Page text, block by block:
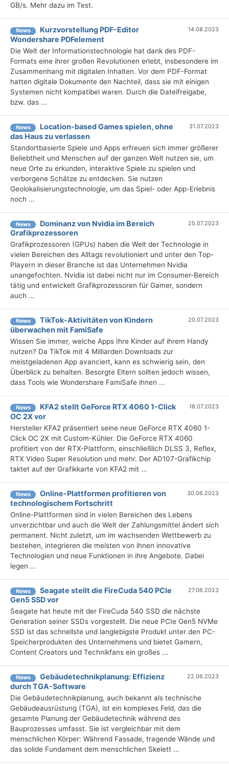
GB/s. Mehr dazu im Test.
News
Kurzvorstellung PDF-Editor
Wondershare PDFelement
14.08.2023
Die Welt der Informationstechnologie hat dank des PDF-
Formats eine ihrer großen Revolutionen erlebt, insbesondere im
Zusammenhang mit digitalen Inhalten. Vor dem PDF-Format
hatten digitale Dokumente den Nachteil, dass sie mit einigen
Systemen nicht kompatibel waren. Durch die Dateifreigabe,
bzw. das ...
News
Location-based Games spielen, ohne
das Haus zu verlassen
31.07.2023
Standortbasierte Spiele und Apps erfreuen sich immer größerer
Beliebtheit und Menschen auf der ganzen Welt nutzen sie, um
neue Orte zu erkunden, interaktive Spiele zu spielen und
verborgene Schätze zu entdecken. Sie nutzen
Geolokalisierungstechnologie, um das Spiel- oder App-Erlebnis
noch ...
News
Dominanz von Nvidia im Bereich
Grafikprozessoren
25.07.2023
Grafikprozessoren (GPUs) haben die Welt der Technologie in
vielen Bereichen des Alltags revolutioniert und unter den Top-
Playern in dieser Branche ist das Unternehmen Nvidia
unangefochten. Nvidia ist dabei nicht nur im Consumer-Bereich
tätig und entwickelt Grafikprozessoren für Gamer, sondern
auch ...
News
TikTok-Aktivitäten von Kindern
überwachen mit FamiSafe
20.07.2023
Wissen Sie immer, welche Apps Ihre Kinder auf ihrem Handy
nutzen? Da TikTok mit 4 Milliarden Downloads zur
meistgeladenen App avanciert, kann es schwierig sein, den
Überblick zu behalten. Besorgte Eltern sollten jedoch wissen,
dass Tools wie Wondershare FamiSafe ihnen ...
News
KFA2 stellt GeForce RTX 4060 1-Click
OC 2X vor
18.07.2023
Hersteller KFA2 präsentiert seine neue GeForce RTX 4060 1-
Click OC 2X mit Custom-Kühler. Die GeForce RTX 4060
profitiert von der RTX-Plattform, einschließlich DLSS 3, Reflex,
RTX Video Super Resolution und mehr. Der AD107-Grafikchip
taktet auf der Grafikkarte von KFA2 mit ...
News
Online-Plattformen profitieren von
technologischem Fortschritt
30.06.2023
Online-Plattformen sind in vielen Bereichen des Lebens
unverzichtbar und auch die Welt der Zahlungsmittel ändert sich
permanent. Nicht zuletzt, um im wachsenden Wettbewerb zu
bestehen, integrieren die meisten von ihnen innovative
Technologien und neue Funktionen in ihre Angebote. Dabei
legen ...
News
Seagate stellt die FireCuda 540 PCIe
Gen5 SSD vor
27.06.2023
Seagate hat heute mit der FireCuda 540 SSD die nächste
Generation seiner SSDs vorgestellt. Die neue PCIe Gen5 NVMe
SSD ist das schnellste und langlebigste Produkt unter den PC-
Speicherprodukten des Unternehmens und bietet Gamern,
Content Creators und Technikfans ein großes ...
News
Gebäudetechnikplanung: Effizienz
durch TGA-Software
22.06.2023
Die Gebäudetechnikplanung, auch bekannt als technische
Gebäudeausrüstung (TGA), ist ein komplexes Feld, das die
gesamte Planung der Gebäudetechnik während des
Bauprozesses umfasst. Sie ist vergleichbar mit dem
menschlichen Körper: Während Fassade, tragende Wände und
das solide Fundament dem menschlichen Skelett ...